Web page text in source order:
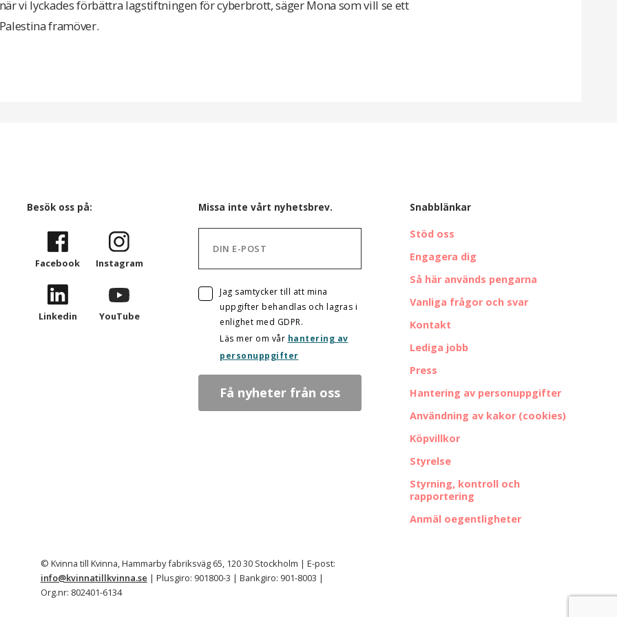
vi lyckades förbättra lagstiftningen för cyberbrott, säger Mona som vill se ett
framöver.
Besök oss på:
Facebook Instagram
Linkedin YouTube
Missa inte vårt nyhetsbrev.
Jag samtycker till att mina
uppgifter behandlas och lagras i
enlighet med GDPR.
Läs mer om vår hantering av
personuppgifter
Snabblänkar
Stöd oss
Engagera dig
Så här används pengarna
Vanliga frågor och svar
Kontakt
Lediga jobb
Press
Hantering av personuppgifter
Användning av kakor (cookies)
Köpvillkor
Styrelse
Styrning, kontroll och
rapportering
Anmäl oegentligheter
© Kvinna till Kvinna, Hammarby fabriksväg 65, 120 30 Stockholm | E-post:
info@kvinnatillkvinna.se | Plusgiro: 901800-3 | Bankgiro: 901-8003 |
Org.nr: 802401-6134